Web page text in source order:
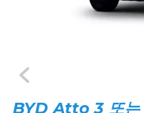
BYD Atto 3 또는